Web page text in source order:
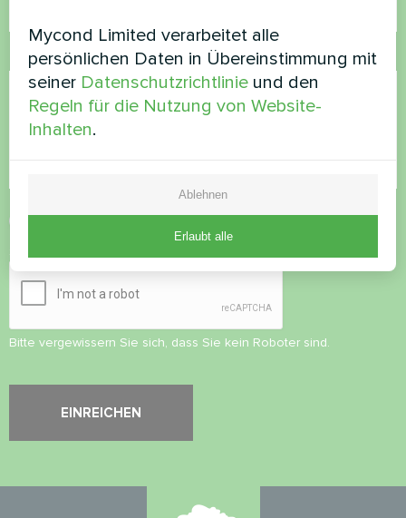
Kommentar
Datenschutzbestimmungenakzeptieren
Bitte vergewissern Sie sich, dass Sie kein Roboter sind.
Mycond Limited verarbeitet alle
persönlichen Daten in Übereinstimmung mit
seiner Datenschutzrichtlinie und den
Regeln für die Nutzung von Website-
Inhalten.
Ablehnen
Erlaubt alle